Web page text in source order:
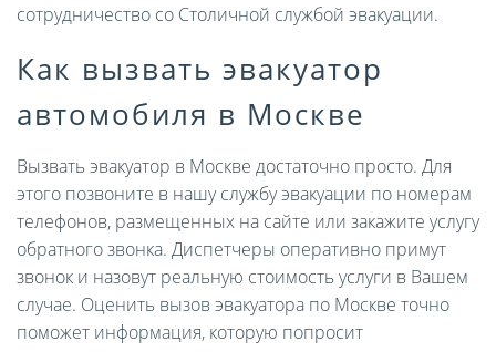
сотрудничество со Столичной службой эвакуации.
Как вызвать эвакуатор
автомобиля в Москве
Вызвать эвакуатор в Москве достаточно просто. Для
этого позвоните в нашу службу эвакуации по номерам
телефонов, размещенных на сайте или закажите услугу
обратного звонка. Диспетчеры оперативно примут
звонок и назовут реальную стоимость услуги в Вашем
случае. Оценить вызов эвакуатора по Москве точно
поможет информация, которую попросит